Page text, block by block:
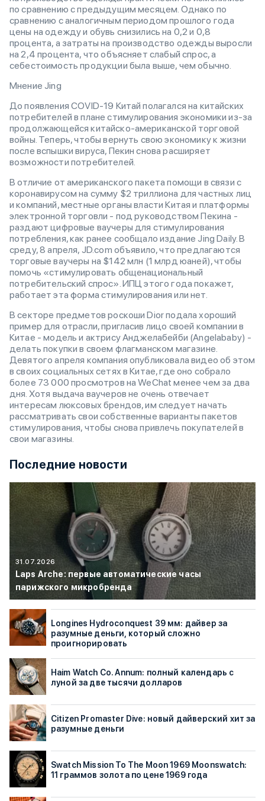
по сравнению с предыдущим месяцем. Однако по
сравнению с аналогичным периодом прошлого года
цены на одежду и обувь снизились на 0,2 и 0,8
процента, а затраты на производство одежды выросли
на 2,4 процента, что объясняет слабый спрос, а
себестоимость продукции была выше, чем обычно.
Мнение Jing
До появления COVID-19 Китай полагался на китайских
потребителей в плане стимулирования экономики из-за
продолжающейся китайско-американской торговой
войны. Теперь, чтобы вернуть свою экономику к жизни
после вспышки вируса, Пекин снова расширяет
возможности потребителей.
В отличие от американского пакета помощи в связи с
коронавирусом на сумму $2 триллиона для частных лиц
и компаний, местные органы власти Китая и платформы
электронной торговли - под руководством Пекина -
раздают цифровые ваучеры для стимулирования
потребления, как ранее сообщало издание Jing Daily. В
среду, 8 апреля, JD.com объявило, что предлагаются
торговые ваучеры на $142 млн (1 млрд юаней), чтобы
помочь «стимулировать общенациональный
потребительский спрос». ИПЦ этого года покажет,
работает эта форма стимулирования или нет.
В секторе предметов роскоши Dior подала хороший
пример для отрасли, пригласив лицо своей компании в
Китае - модель и актрису Анджелабейби (Angelababy) -
делать покупки в своем флагманском магазине.
Девятого апреля компания опубликовала видео об этом
в своих социальных сетях в Китае, где оно собрало
более 73 000 просмотров на WeChat менее чем за два
дня. Хотя выдача ваучеров не очень отвечает
интересам люксовых брендов, им следует начать
рассматривать свои собственные варианты пакетов
стимулирования, чтобы снова привлечь покупателей в
свои магазины.
Последние новости
31.07.2026
Laps Arche: первые автоматические часы
парижского микробренда
Longines Hydroconquest 39 мм: дайвер за
разумные деньги, который сложно
проигнорировать
Haim Watch Co. Annum: полный календарь с
луной за две тысячи долларов
Citizen Promaster Dive: новый дайверский хит за
разумные деньги
Swatch Mission To The Moon 1969 Moonswatch:
11 граммов золота по цене 1969 года